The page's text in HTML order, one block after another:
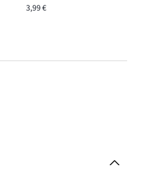
3,99 €